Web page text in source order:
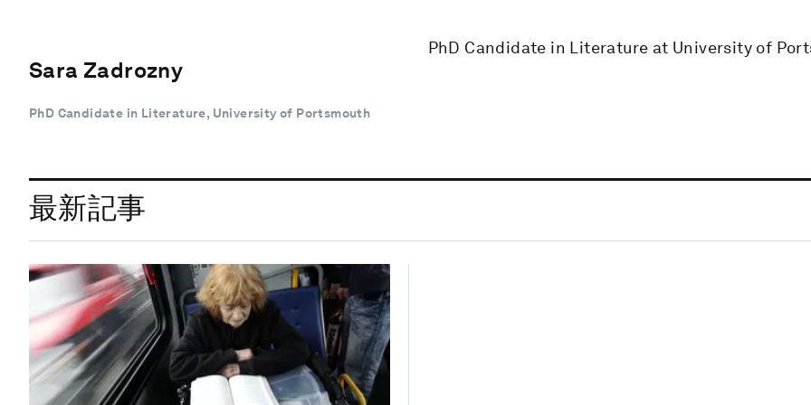
Sara Zadrozny
PhD Candidate in Literature, University of Portsmouth
PhD Candidate in Literature at University of
最新記事